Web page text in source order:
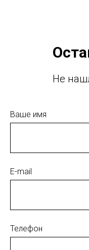
Не
Ваше имя
E-mail
Телефон